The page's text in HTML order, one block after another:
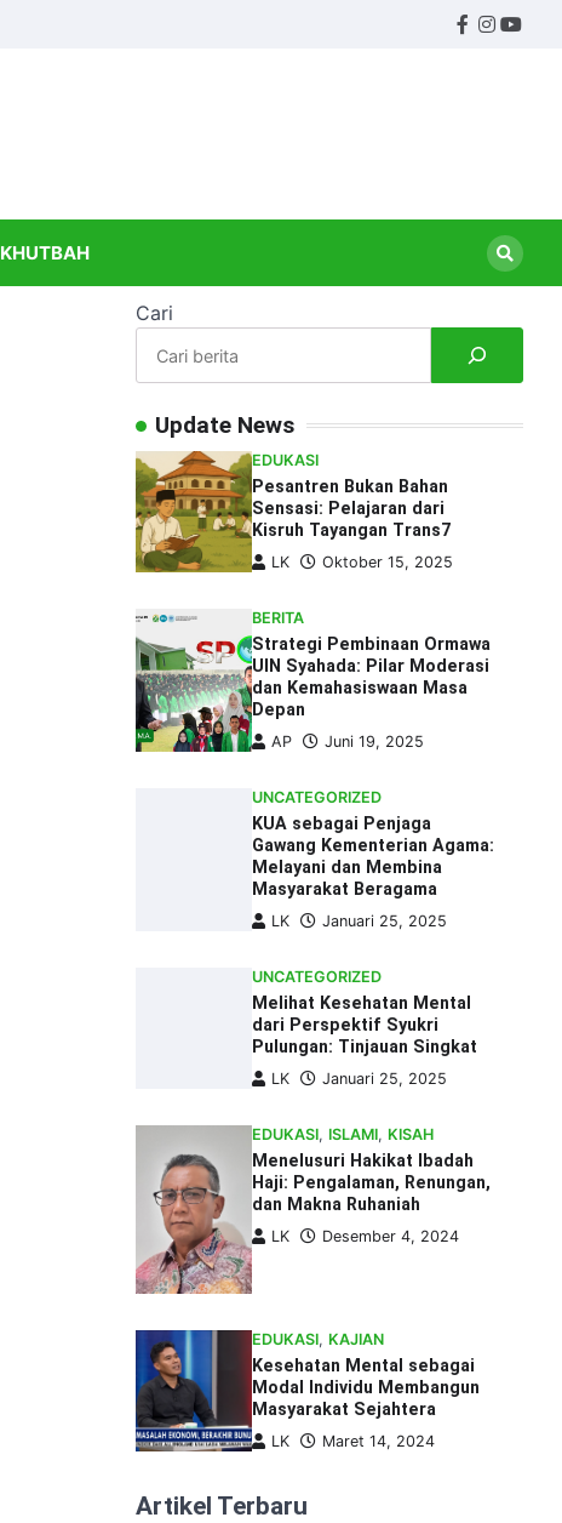
Facebook
KHUTBAH
Cari
Update News
EDUKASI
Pesantren Bukan Bahan
Sensasi: Pelajaran dari
Kisruh Tayangan Trans7
LK Oktober 15, 2025
BERITA
Strategi Pembinaan Ormawa
UIN Syahada: Pilar Moderasi
dan Kemahasiswaan Masa
Depan
AP Juni 19, 2025
UNCATEGORIZED
KUA sebagai Penjaga
Gawang Kementerian Agama:
Melayani dan Membina
Masyarakat Beragama
LK Januari 25, 2025
UNCATEGORIZED
Melihat Kesehatan Mental
dari Perspektif Syukri
Pulungan: Tinjauan Singkat
LK Januari 25, 2025
EDUKASI, ISLAMI, KISAH
Menelusuri Hakikat Ibadah
Haji: Pengalaman, Renungan,
dan Makna Ruhaniah
LK Desember 4, 2024
EDUKASI, KAJIAN
Kesehatan Mental sebagai
Modal Individu Membangun
Masyarakat Sejahtera
LK Maret 14, 2024
Artikel Terbaru